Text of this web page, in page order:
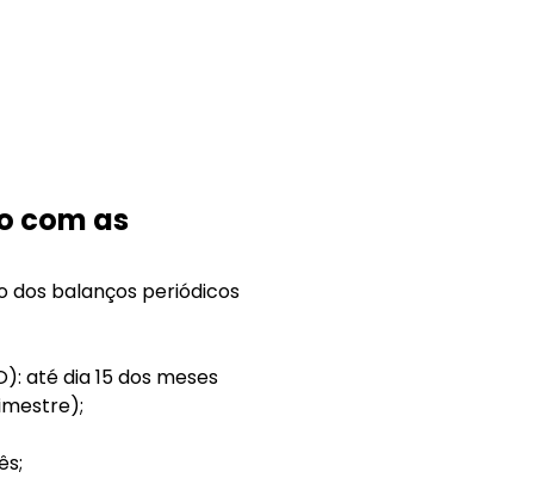
com as
dos balanços periódicos
até dia 15 dos meses